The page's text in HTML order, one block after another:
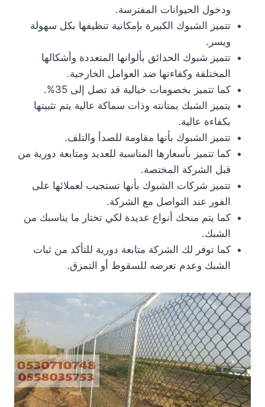
ودخول الحيوانات المفترسة.
تتميز الشبوك الكبيرة بإمكانية تنظيفها بكل سهولة
ويسر.
تتميز شبوك الحدائق بألوانها المتعددة وأشكالها
المختلفة وكفاءتها ضد العوامل الخارجية.
كما تتميز بخصومات خيالية قد تصل إلى 35%.
يتميز الشبك بمتانته وذات سماكة عالية يتم تثبيتها
بكفاءة عالية.
تتميز الشبوك بأنها مقاومة للصدأ والتلف.
كما تتميز بأسعارها المناسبة للعديد ومتابعة دورية من
قبل الشركة المختصة.
تتميز شركات الشبوك بأنها تستجيب لعملائها على
الفور عند التواصل مع الشركة.
كما يتم منحك أنواع عديدة لكي تختار ما يناسبك من
الشبك.
كما توفر لك الشركة متابعة دورية للتأكد من ثبات
الشبك وعدم تعرضه للسقوط أو التمزق.